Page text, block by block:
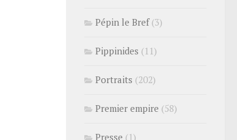
Pépin le Bref(3)
Pippinides (11)
Portraits (202)
Premier empire (58)
Presse (1)